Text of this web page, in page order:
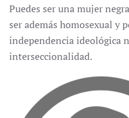
Puedes ser una mujer
ser además homosexual y
independencia ideológica
interseccionalidad.